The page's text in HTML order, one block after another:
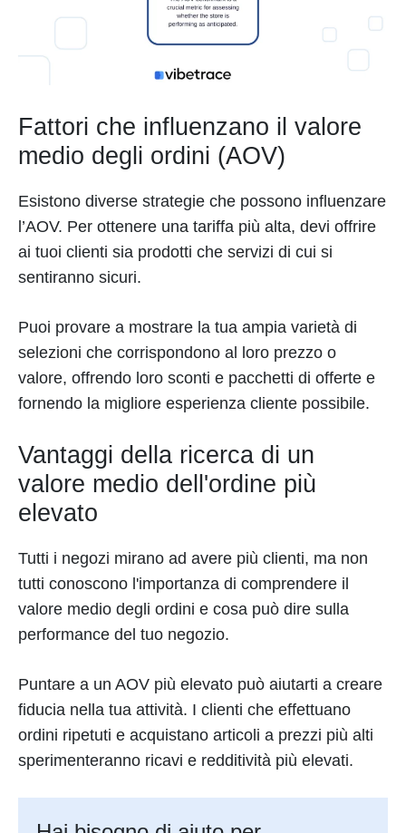
Fattori che influenzano il valore
medio degli ordini (AOV)
Esistono diverse strategie che possono influenzare
l’AOV. Per ottenere una tariffa più alta, devi offrire
ai tuoi clienti sia prodotti che servizi di cui si
sentiranno sicuri.
Puoi provare a mostrare la tua ampia varietà di
selezioni che corrispondono al loro prezzo o
valore, offrendo loro sconti e pacchetti di offerte e
fornendo la migliore esperienza cliente possibile.
Vantaggi della ricerca di un
valore medio dell'ordine più
elevato
Tutti i negozi mirano ad avere più clienti, ma non
tutti conoscono l'importanza di comprendere il
valore medio degli ordini e cosa può dire sulla
performance del tuo negozio.
Puntare a un AOV più elevato può aiutarti a creare
fiducia nella tua attività. I clienti che effettuano
ordini ripetuti e acquistano articoli a prezzi più alti
sperimenteranno ricavi e redditività più elevati.